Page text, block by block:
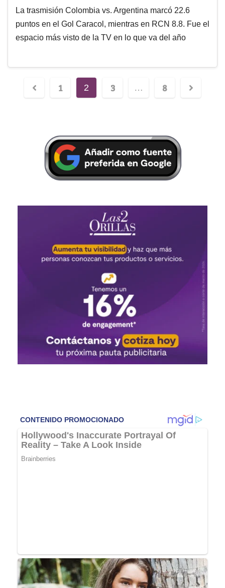
La trasmisión Colombia vs. Argentina marcó 22.6
puntos en el Gol Caracol, mientras en RCN 8.8. Fue el
espacio más visto de la TV en lo que va del año
1 2 3 … 8